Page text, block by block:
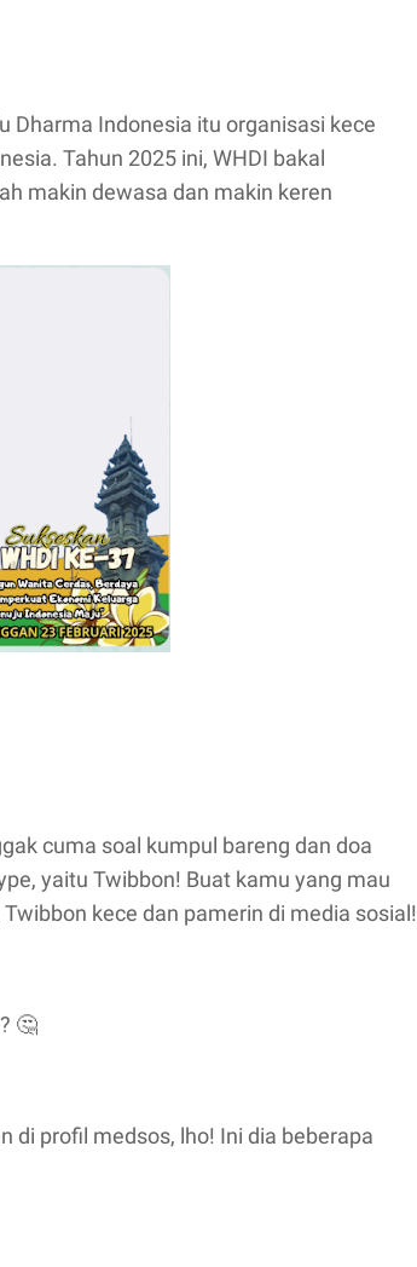
Dharma Indonesia itu organisasi kece
Tahun 2025 ini, WHDI bakal
makin dewasa dan makin keren
cuma soal kumpul bareng dan doa
yaitu Twibbon! Buat kamu yang mau
kece dan pamerin di media sosial!
🤔
di profil medsos, lho! Ini dia beberapa